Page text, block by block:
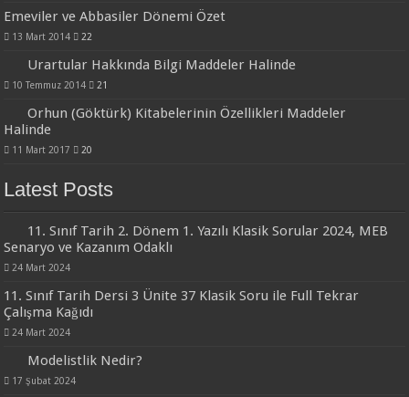
Emeviler ve Abbasiler Dönemi Özet
13 Mart 2014 22
Urartular Hakkında Bilgi Maddeler Halinde
10 Temmuz 2014 21
Orhun (Göktürk) Kitabelerinin Özellikleri Maddeler
Halinde
11 Mart 2017 20
Latest Posts
11. Sınıf Tarih 2. Dönem 1. Yazılı Klasik Sorular 2024, MEB
Senaryo ve Kazanım Odaklı
24 Mart 2024
11. Sınıf Tarih Dersi 3 Ünite 37 Klasik Soru ile Full Tekrar
Çalışma Kağıdı
24 Mart 2024
Modelistlik Nedir?
17 Şubat 2024